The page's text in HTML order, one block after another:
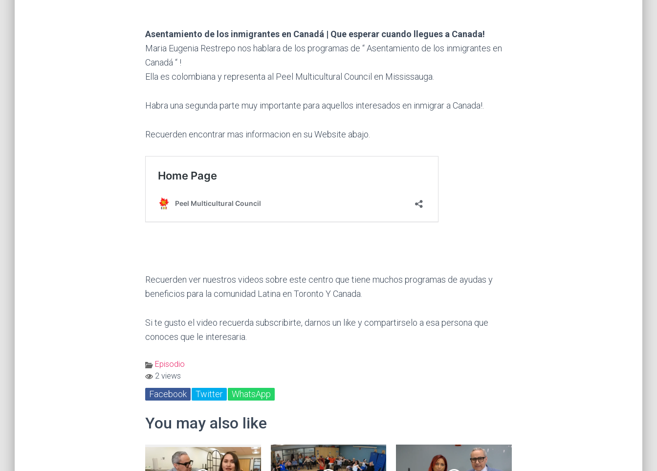
Asentamiento de los inmigrantes en Canadá | Que esperar cuando llegues a Canada!
Maria Eugenia Restrepo nos hablara de los programas de “ Asentamiento de los inmigrantes en
Canadá “ !
Ella es colombiana y representa al Peel Multicultural Council en Mississauga.
Habra una segunda parte muy importante para aquellos interesados en inmigrar a Canada!.
Recuerden encontrar mas informacion en su Website abajo.
Recuerden ver nuestros videos sobre este centro que tiene muchos programas de ayudas y
beneficios para la comunidad Latina en Toronto Y Canada.
Si te gusto el video recuerda subscribirte, darnos un like y compartirselo a esa persona que
conoces que le interesaria.
Episodio
2 views
Facebook Twitter WhatsApp
You may also like